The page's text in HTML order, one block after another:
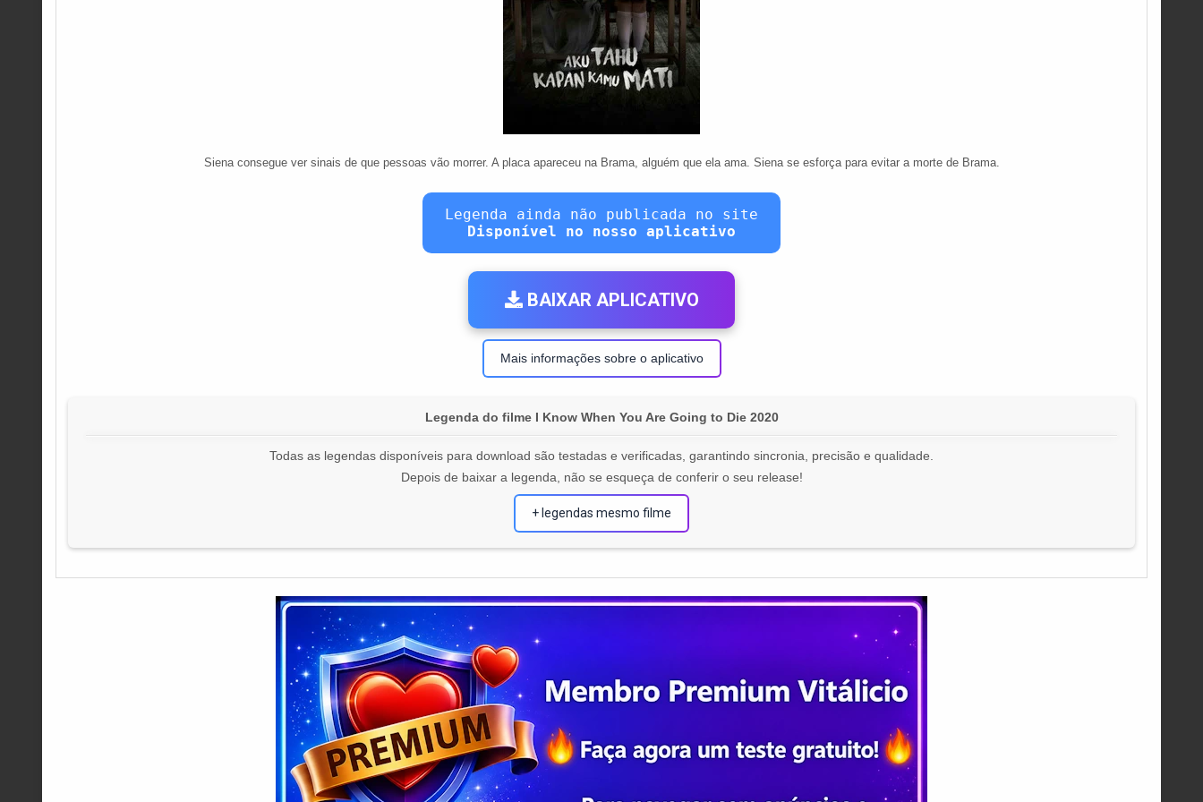
Siena consegue ver sinais de que pessoas vão morrer. A placa apareceu na Brama, alguém que ela ama. Siena se esforça para evitar a morte de Brama.
Legenda ainda não publicada no site
Disponível no nosso aplicativo
BAIXAR APLICATIVO
Mais informações sobre o aplicativo
Legenda do filme I Know When You Are Going to Die 2020
Todas as legendas disponíveis para download são testadas e verificadas, garantindo sincronia, precisão e qualidade.
Depois de baixar a legenda, não se esqueça de conferir o seu release!
+ legendas mesmo filme